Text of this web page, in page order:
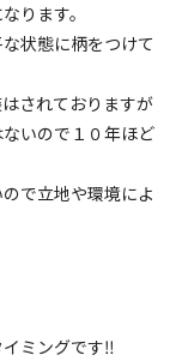
ります。
状態に柄をつけて
されておりますが
いので１０年ほど
で立地や環境によ
ミングです‼️